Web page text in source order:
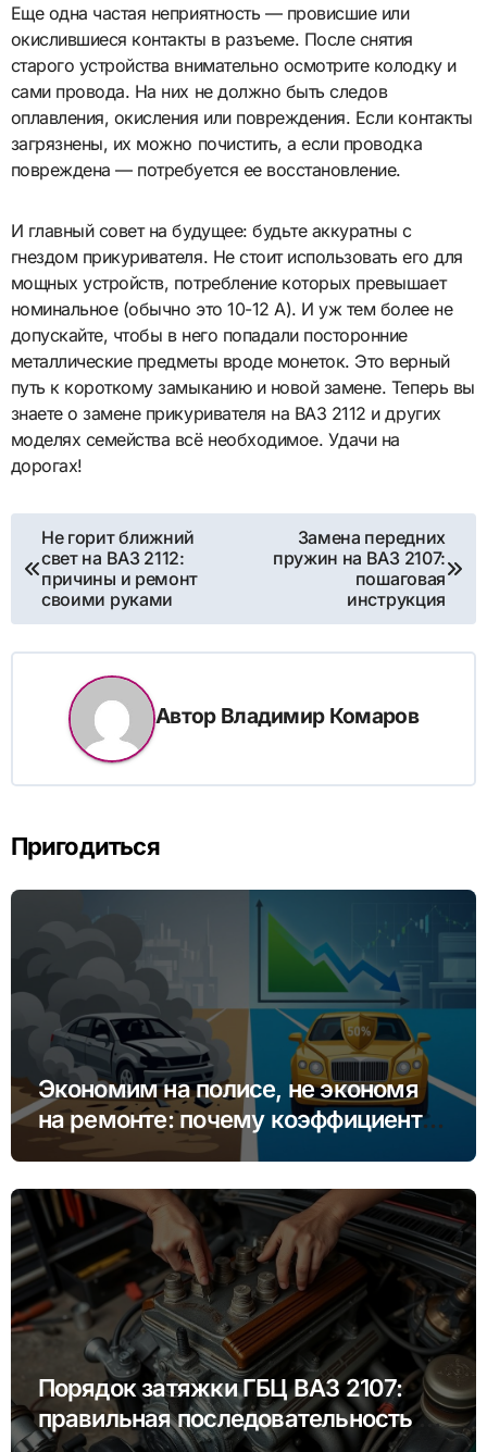
Еще одна частая неприятность — провисшие или
окислившиеся контакты в разъеме. После снятия
старого устройства внимательно осмотрите колодку и
сами провода. На них не должно быть следов
оплавления, окисления или повреждения. Если контакты
загрязнены, их можно почистить, а если проводка
повреждена — потребуется ее восстановление.
И главный совет на будущее: будьте аккуратны с
гнездом прикуривателя. Не стоит использовать его для
мощных устройств, потребление которых превышает
номинальное (обычно это 10-12 А). И уж тем более не
допускайте, чтобы в него попадали посторонние
металлические предметы вроде монеток. Это верный
путь к короткому замыканию и новой замене. Теперь вы
знаете о замене прикуривателя на ВАЗ 2112 и других
моделях семейства всё необходимое. Удачи на
дорогах!
Навигация
по
записям
Не горит ближний
свет на ВАЗ 2112:
причины и ремонт
своими руками
Замена передних
пружин на ВАЗ 2107:
пошаговая
инструкция
Автор Владимир Комаров
Пригодиться
Экономим на полисе, не экономя
на ремонте: почему коэффициент
бонус-малус (КБМ) важнее цены
Порядок затяжки ГБЦ ВАЗ 2107:
правильная последовательность и